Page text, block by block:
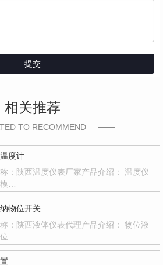
提交
相关推荐
TO RECOMMEND
度计
：陕西温度仪表厂家产品介绍： 温度仪
…
物位开关
：陕西液体仪表代理产品介绍： 物位液
…